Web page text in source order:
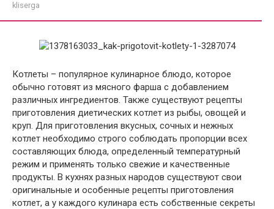
kliserga
Котлеты – популярное кулинарное блюдо, которое
обычно готовят из мясного фарша с добавлением
различных ингредиентов. Также существуют рецепты
приготовления диетических котлет из рыбы, овощей и
круп. Для приготовления вкусных, сочных и нежных
котлет необходимо строго соблюдать пропорции всех
составляющих блюда, определенный температурный
режим и применять только свежие и качественные
продукты. В кухнях разных народов существуют свои
оригинальные и особенные рецепты приготовления
котлет, а у каждого кулинара есть собственные секреты